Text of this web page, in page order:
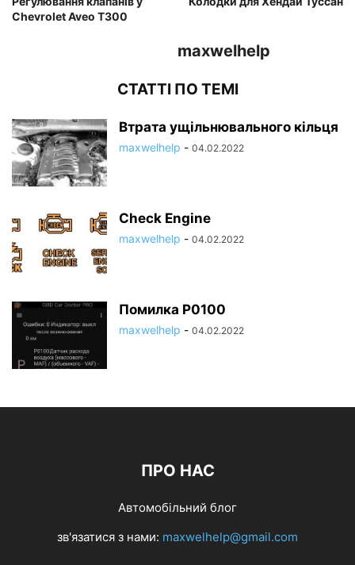
Chevrolet Aveo T300
maxwelhelp
СТАТТІ ПО ТЕМІ
Втрата ущільнювального кільця
maxwelhelp - 04.02.2022
Check Engine
maxwelhelp - 04.02.2022
Помилка P0100
maxwelhelp - 04.02.2022
ПРО НАС
Автомобільний блог
зв'язатися з нами: maxwelhelp@gmail.com